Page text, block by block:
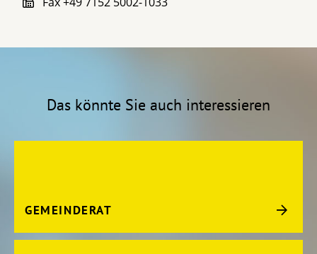
Das könnte Sie auch interessieren
GEMEINDERAT